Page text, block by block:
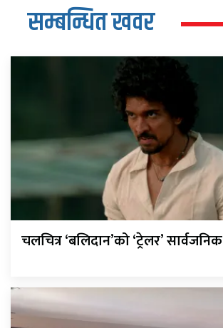
सम्बन्धित खवर
चलचित्र ‘बलिदान’को ‘ट्रेलर’ सार्वजनिक